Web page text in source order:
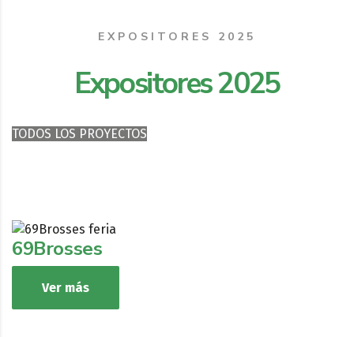
EXPOSITORES 2025
Expositores 2025
TODOS LOS PROYECTOS
69Brosses
Ver más